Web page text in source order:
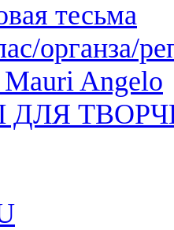
тесьма
органза/
Angelo
ДЛЯ